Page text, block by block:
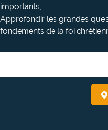
importants,
Approfondir les grandes
fondements de la foi